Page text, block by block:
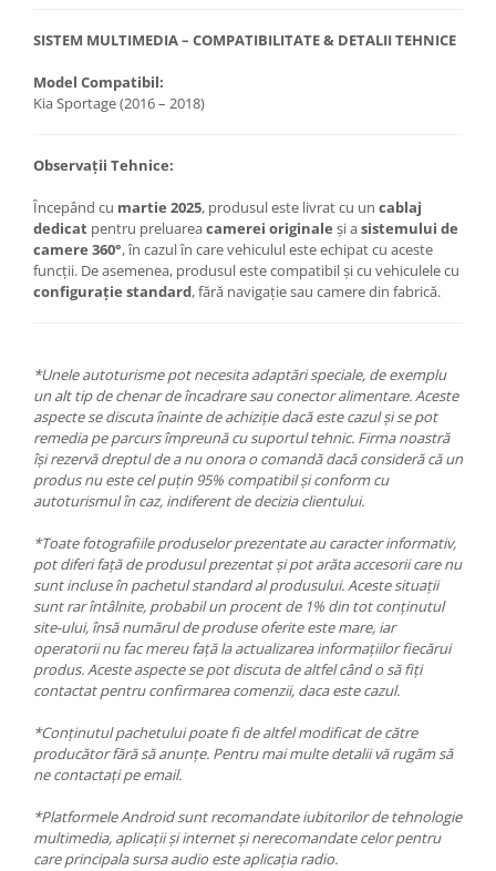
SISTEM MULTIMEDIA – COMPATIBILITATE & DETALII TEHNICE
Model Compatibil:
Kia Sportage (2016 – 2018)
Observații Tehnice:
Începând cu martie 2025, produsul este livrat cu un cablaj
dedicat pentru preluareacamerei originale și asistemului de
camere 360°, în cazul în care vehiculul este echipat cu aceste
funcții. De asemenea, produsul este compatibil și cu vehiculele cu
configurație standard, fără navigație sau camere din fabrică.
*Unele autoturisme pot necesita adaptări speciale, de exemplu
un alt tip de chenar de încadrare sau conector alimentare. Aceste
aspecte se discuta înainte de achiziție dacă este cazul și se pot
remedia pe parcurs împreună cu suportul tehnic. Firma noastră
își rezervă dreptul de a nu onora o comandă dacă consideră că un
produs nu este cel puțin 95% compatibil și conform cu
autoturismul în caz, indiferent de decizia clientului.
*Toate fotografiile produselor prezentate au caracter informativ,
pot diferi față de produsul prezentat și pot arăta accesorii care nu
sunt incluse în pachetul standard al produsului. Aceste situații
sunt rar întâlnite, probabil un procent de 1% din tot conținutul
site-ului, însă numărul de produse oferite este mare, iar
operatorii nu fac mereu față la actualizarea informațiilor fiecărui
produs. Aceste aspecte se pot discuta de altfel când o să fiți
contactat pentru confirmarea comenzii, daca este cazul.
*Conținutul pachetului poate fi de altfel modificat de către
producător fără să anunțe. Pentru mai multe detalii vă rugăm să
ne contactați pe email.
*Platformele Android sunt recomandate iubitorilor de tehnologie
multimedia, aplicații și internet și nerecomandate celor pentru
care principala sursa audio este aplicația radio.